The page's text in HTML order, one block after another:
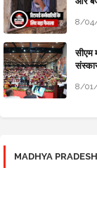
8/
सीएम
8/
MADHYA PRADESH